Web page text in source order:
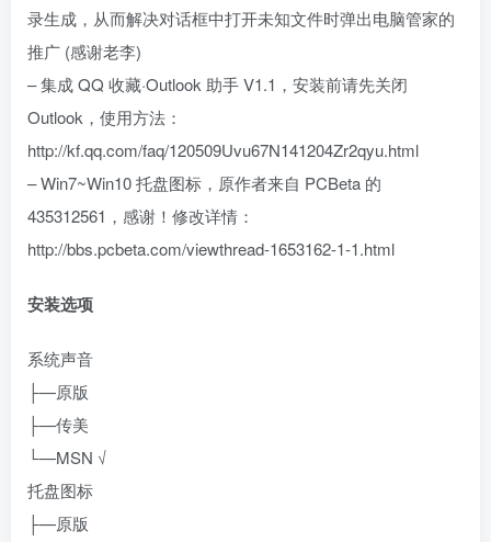
录生成，从而解决对话框中打开未知文件时弹出电脑管家的
推广 (感谢老李)
– 集成 QQ 收藏·Outlook 助手 V1.1，安装前请先关闭
Outlook，使用方法：
http://kf.qq.com/faq/120509Uvu67N141204Zr2qyu.html
– Win7~Win10 托盘图标，原作者来自 PCBeta 的
435312561，感谢！修改详情：
http://bbs.pcbeta.com/viewthread-1653162-1-1.html
安装选项
系统声音
├—原版
├—传美
└—MSN √
托盘图标
├—原版